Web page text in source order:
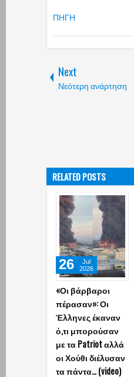
ΠΗΓΗ
Next
Νεότερη ανάρτηση
RELATED POSTS
«Οι βάρβαροι
πέρασαν»: Οι
Έλληνες έκαναν
ό,τι μπορούσαν
με τα Patriot αλλά
οι Χούθι διέλυσαν
τα πάντα… (video)
26
Jul
2026